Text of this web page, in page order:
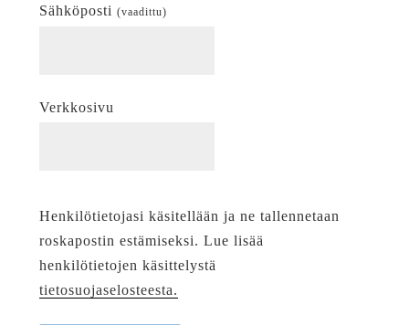
Sähköposti (vaadittu)
Verkkosivu
Henkilötietojasi käsitellään ja ne tallennetaan
roskapostin estämiseksi. Lue lisää
henkilötietojen käsittelystä
tietosuojaselosteesta.